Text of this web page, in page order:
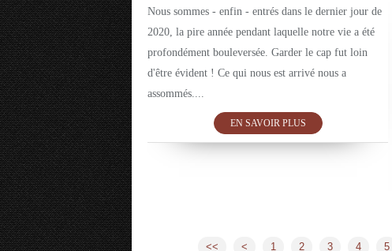
Nous sommes - enfin - entrés dans le dernier jour de
2020, la pire année pendant laquelle notre vie a été
profondément bouleversée. Garder le cap fut loin
d'être évident ! Ce qui nous est arrivé nous a
assommés....
EN SAVOIR PLUS
<< < 1 2 3 4 5